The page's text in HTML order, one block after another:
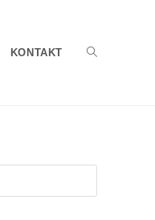
KONTAKT